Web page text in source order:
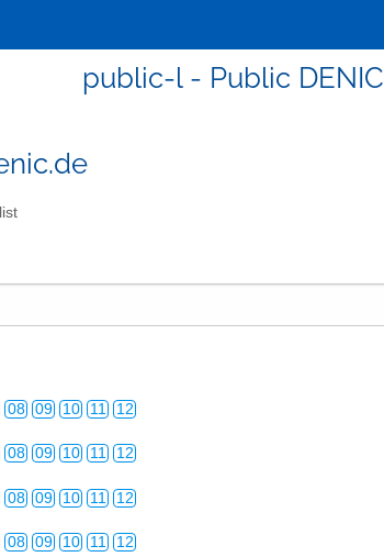
public-l - Public
08 09 10 11 12
08 09 10 11 12
08 09 10 11 12
08 09 10 11 12